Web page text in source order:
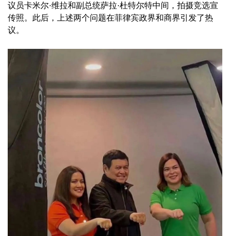
议员卡米尔·维拉和副总统萨拉·杜特尔特中间，拍摄竞选宣
传照。此后，上述两个问题在菲律宾政界和商界引发了热
议。